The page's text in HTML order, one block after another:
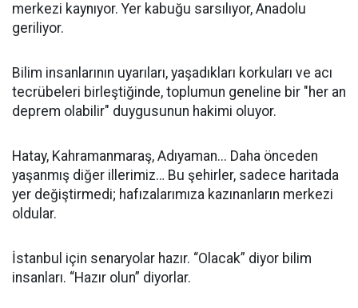
merkezi kaynıyor. Yer kabuğu sarsılıyor, Anadolu
geriliyor.
Bilim insanlarının uyarıları, yaşadıkları korkuları ve acı
tecrübeleri birleştiğinde, toplumun geneline bir "her an
deprem olabilir" duygusunun hakimi oluyor.
Hatay, Kahramanmaraş, Adıyaman... Daha önceden
yaşanmış diğer illerimiz… Bu şehirler, sadece haritada
yer değiştirmedi; hafızalarımıza kazınanların merkezi
oldular.
İstanbul için senaryolar hazır. “Olacak” diyor bilim
insanları. “Hazır olun” diyorlar.